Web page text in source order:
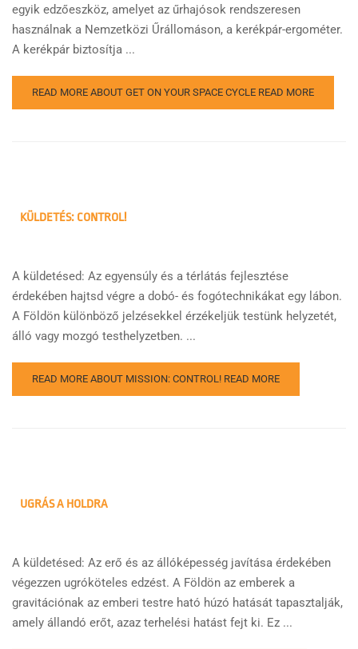
egyik edzőeszköz, amelyet az űrhajósok rendszeresen
használnak a Nemzetközi Űrállomáson, a kerékpár-ergométer.
A kerékpár biztosítja ...
READ MORE ABOUT GET ON YOUR SPACE CYCLE READ MORE
KÜLDETÉS: CONTROL!
A küldetésed: Az egyensúly és a térlátás fejlesztése
érdekében hajtsd végre a dobó- és fogótechnikákat egy lábon.
A Földön különböző jelzésekkel érzékeljük testünk helyzetét,
álló vagy mozgó testhelyzetben. ...
READ MORE ABOUT MISSION: CONTROL! READ MORE
UGRÁS A HOLDRA
A küldetésed: Az erő és az állóképesség javítása érdekében
végezzen ugróköteles edzést. A Földön az emberek a
gravitációnak az emberi testre ható húzó hatását tapasztalják,
amely állandó erőt, azaz terhelési hatást fejt ki. Ez ...